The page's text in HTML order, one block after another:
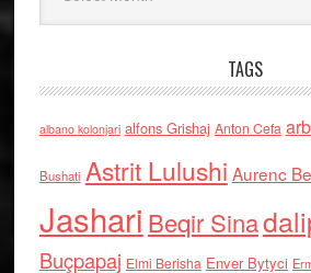
TAGS
albano kolonjari alfons Grishaj Anton Cefa
Bushati Astrit Lulushi Aurenc
Jashari Beqir Sina
Buçpapaj Elmi Berisha Enver Bytyci